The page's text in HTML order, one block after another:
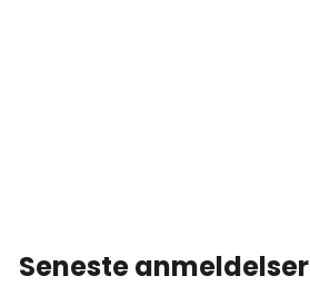
Seneste anmeldelser